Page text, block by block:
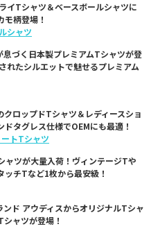
イTシャツ＆ベースボールシャツに
柄登場！
シャツ
息づく日本製プレミアムTシャツが登
れたシルエットで魅せるプレミアム
クロップドTシャツ＆レディースショ
タグレス仕様でOEMにも最適！
トTシャツ
ャツが大量入荷！ヴィンテージTや
チTなど1枚から最安級！
ド アウディスからオリジナルTシャ
ャツが登場！